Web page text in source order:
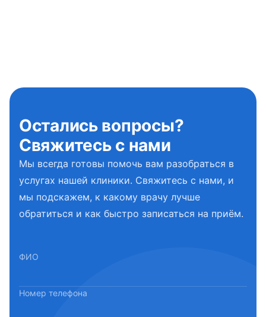
Остались вопросы?
Свяжитесь с нами
Мы всегда готовы помочь вам разобраться в
услугах нашей клиники. Свяжитесь с нами, и
мы подскажем, к какому врачу лучше
обратиться и как быстро записаться на приём.
ФИО
Номер телефона